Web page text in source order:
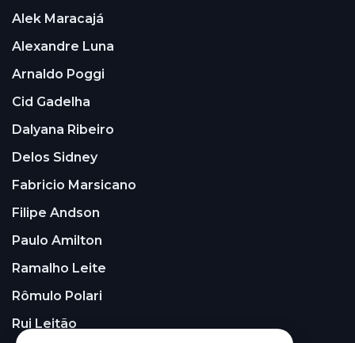
Alek Maracajá
Alexandre Luna
Arnaldo Poggi
Cid Gadelha
Dalyana Ribeiro
Delos Sidney
Fabricio Marsicano
Filipe Andson
Paulo Amilton
Ramalho Leite
Rômulo Polari
Rui Leitão